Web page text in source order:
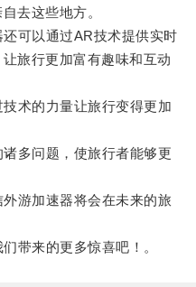
去这些地方。
可以通过AR技术提供实时
旅行更加富有趣味和互动
术的力量让旅行变得更加
多问题，使旅行者能够更
游加速器将会在未来的旅
来的更多惊喜吧！。